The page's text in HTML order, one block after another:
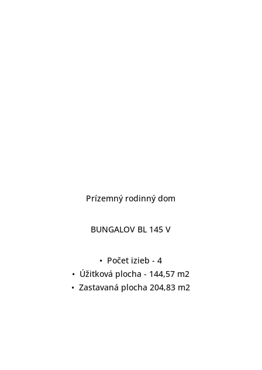
Prízemný rodinný dom
BUNGALOV BL 145 V
• Počet izieb - 4
• Úžitková plocha - 144,57 m2
• Zastavaná plocha 204,83 m2